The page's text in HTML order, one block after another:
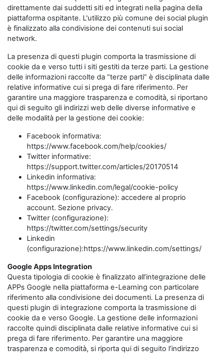
direttamente dai suddetti siti ed integrati nella pagina della
piattaforma ospitante. L'utilizzo più comune dei social plugin
è finalizzato alla condivisione dei contenuti sui social
network.
La presenza di questi plugin comporta la trasmissione di
cookie da e verso tutti i siti gestiti da terze parti. La gestione
delle informazioni raccolte da “terze parti” è disciplinata dalle
relative informative cui si prega di fare riferimento. Per
garantire una maggiore trasparenza e comodità, si riportano
qui di seguito gli indirizzi web delle diverse informative e
delle modalità per la gestione dei cookie:
Facebook informativa:
https://www.facebook.com/help/cookies/
Twitter informative:
https://support.twitter.com/articles/20170514
Linkedin informativa:
https://www.linkedin.com/legal/cookie-policy
Facebook (configurazione): accedere al proprio
account. Sezione privacy.
Twitter (configurazione):
https://twitter.com/settings/security
Linkedin
(configurazione):https://www.linkedin.com/settings/
Google Apps Integration
Questa tipologia di cookie è finalizzato all’integrazione delle
APPs Google nella piattaforma e-Learning con particolare
riferimento alla condivisione dei documenti. La presenza di
questi plugin di integrazione comporta la trasmissione di
cookie da e verso Google. La gestione delle informazioni
raccolte quindi disciplinata dalle relative informative cui si
prega di fare riferimento. Per garantire una maggiore
trasparenza e comodità, si riporta qui di seguito l’indirizzo